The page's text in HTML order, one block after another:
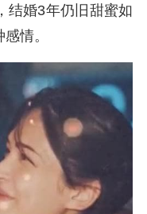
结婚3年仍旧甜蜜如
情。